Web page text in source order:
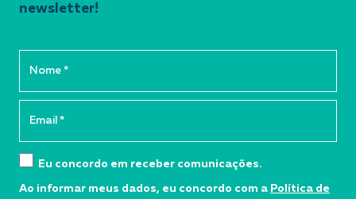
newsletter!
Eu concordo em receber comunicações.
Ao informar meus dados, eu concordo com a Política de